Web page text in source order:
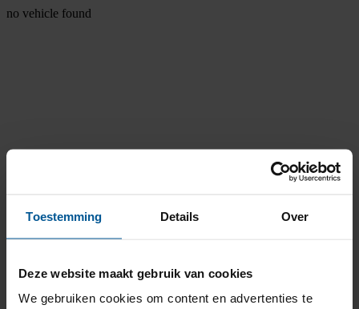
Toestemming Details Over
Deze website maakt gebruik van cookies
We gebruiken cookies om content en advertenties te
no vehicle found